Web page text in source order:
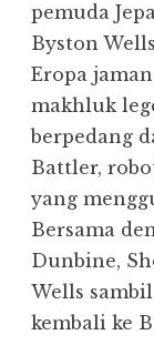
pemuda
Byston
Eropa
makhluk
berpedang
Battler,
yang
Bersama
Dunbine,
Wells
kembali ke